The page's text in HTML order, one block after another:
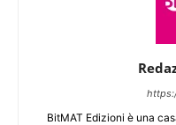
BitMAT Edizioni è una